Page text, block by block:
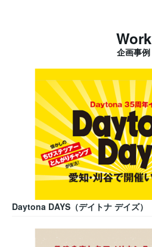
Work
企画事例
Daytona DAYS（デイトナ デイズ）